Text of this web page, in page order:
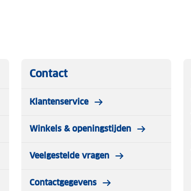
Contact
Klantenservice
Winkels & openingstijden
Veelgestelde vragen
Contactgegevens